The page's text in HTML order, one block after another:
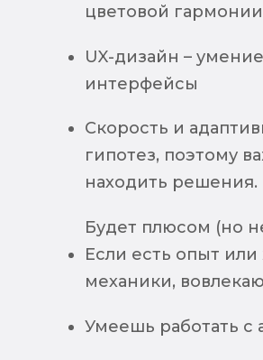
цветовой
UX-дизайн –
интерфейсы
Скорость и
гипотез, поэтому
находить решения.
Будет плюсом (но
Если есть опыт
механики,
Умеешь работать с